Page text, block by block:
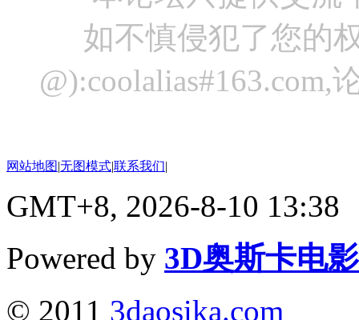
如不慎侵犯了您的
网站地图|无图模式|联系我们|
GMT+8, 2026-8-10 13:38
Powered by 3D奥斯卡电
© 2011 3daosika.com